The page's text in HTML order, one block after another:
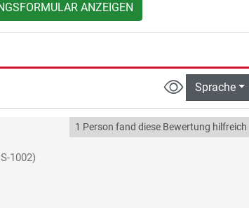
ANZEIGEN
Sprache
1 Person fand diese Bewertung hilfreich
1002)